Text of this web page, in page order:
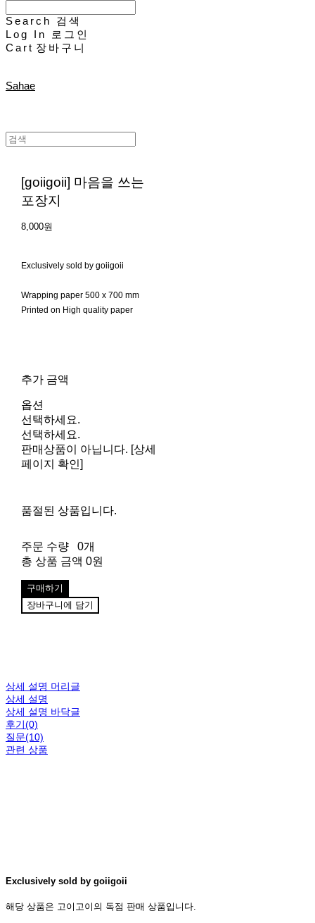
Search
검색
Log In
로그인
Cart 장바구니
Sahae
[goiigoii] 마음을 쓰는
포장지
8,000원
Exclusively sold by goiigoii
Wrapping paper 500 x 700 mm
Printed on High quality paper
추가 금액
옵션
선택하세요.
선택하세요.
판매상품이 아닙니다. [상세
페이지 확인]
품절된 상품입니다.
주문 수량
0개
총 상품 금액 0원
구매하기
장바구니에 담기
상세 설명 머리글
상세 설명
상세 설명 바닥글
후기(0)
질문(10)
관련 상품
Exclusively sold by goiigoii
해당 상품은 고이고이의 독점 판매 상품입니다.